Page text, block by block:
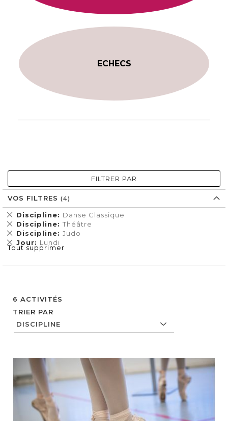
ECHECS
6 ACTIVITÉS
TRIER PAR
FILTRER PAR
VOS FILTRES
Discipline Danse Classique
Supprimer
cet
Élément
Discipline Théâtre
Supprimer
cet
Élément
Discipline Judo
Supprimer
cet
Élément
Jour Lundi
Supprimer
cet
Tout supprimer